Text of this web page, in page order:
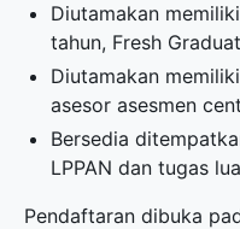
Diutamakan
tahun, Fresh
Diutamakan
asesor asesmen
Bersedia
LPPAN dan tugas
Pendaftaran dibuka